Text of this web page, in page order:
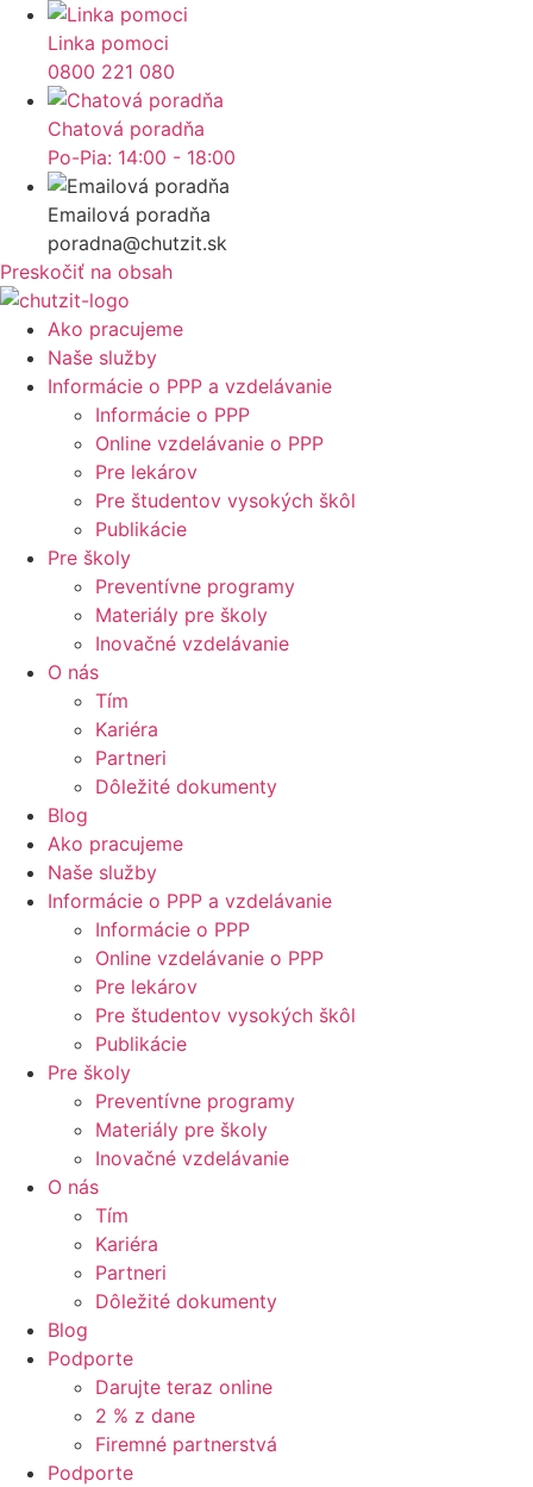
Linka pomoci
0800 221 080
Chatová poradňa
Po-Pia: 14:00 - 18:00
Emailová poradňa
poradna@chutzit.sk
Preskočiť na obsah
Ako pracujeme
Naše služby
Informácie o PPP a vzdelávanie
Informácie o PPP
Online vzdelávanie o PPP
Pre lekárov
Pre študentov vysokých škôl
Publikácie
Pre školy
Preventívne programy
Materiály pre školy
Inovačné vzdelávanie
O nás
Tím
Kariéra
Partneri
Dôležité dokumenty
Blog
Ako pracujeme
Naše služby
Informácie o PPP a vzdelávanie
Informácie o PPP
Online vzdelávanie o PPP
Pre lekárov
Pre študentov vysokých škôl
Publikácie
Pre školy
Preventívne programy
Materiály pre školy
Inovačné vzdelávanie
O nás
Tím
Kariéra
Partneri
Dôležité dokumenty
Blog
Podporte
Darujte teraz online
2 % z dane
Firemné partnerstvá
Podporte